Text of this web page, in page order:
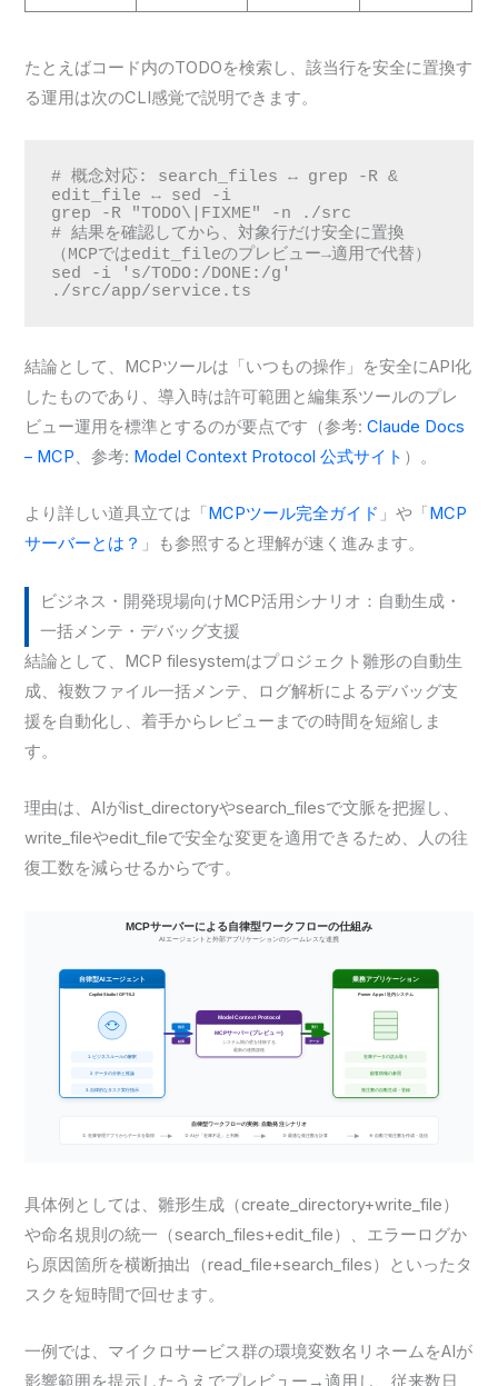
たとえばコード内のTODOを検索し、該当行を安全に置換す
る運用は次のCLI感覚で説明できます。
# 概念対応: search_files ↔ grep -R &
edit_file ↔ sed -i
grep -R "TODO\|FIXME" -n ./src
# 結果を確認してから、対象行だけ安全に置換
（MCPではedit_fileのプレビュー→適用で代替）
sed -i 's/TODO:/DONE:/g'
./src/app/service.ts
結論として、MCPツールは「いつもの操作」を安全にAPI化
したものであり、導入時は許可範囲と編集系ツールのプレ
ビュー運用を標準とするのが要点です（参考:Claude Docs
– MCP、参考: Model Context Protocol 公式サイト ）。
より詳しい道具立ては「 MCPツール完全ガイド 」や「 MCP
サーバーとは？ 」も参照すると理解が速く進みます。
ビジネス・開発現場向けMCP活用シナリオ：自動生成・
一括メンテ・デバッグ支援
結論として、MCP filesystemはプロジェクト雛形の自動生
成、複数ファイル一括メンテ、ログ解析によるデバッグ支
援を自動化し、着手からレビューまでの時間を短縮しま
す。
理由は、AIがlist_directoryやsearch_filesで文脈を把握し、
write_fileやedit_fileで安全な変更を適用できるため、人の往
復工数を減らせるからです。
具体例としては、雛形生成（create_directory+write_file）
や命名規則の統一（search_files+edit_file）、エラーログか
ら原因箇所を横断抽出（read_file+search_files）といったタ
スクを短時間で回せます。
一例では、マイクロサービス群の環境変数名リネームをAIが
影響範囲を提示したうえでプレビュー→適用し、従来数日